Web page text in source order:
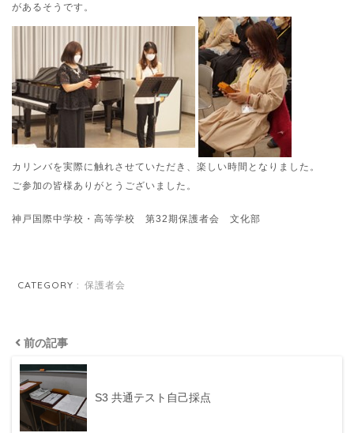
があるそうです。
カリンバを実際に触れさせていただき、楽しい時間となりました。
ご参加の皆様ありがとうございました。
神戸国際中学校・高等学校 第32期保護者会 文化部
CATEGORY : 保護者会
前の記事
S3 共通テスト自己採点